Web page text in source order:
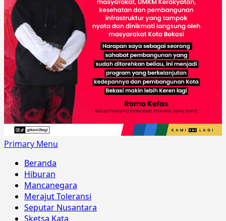
Primary Menu
Beranda
Hiburan
Mancanegara
Merajut Toleransi
Seputar Nusantara
Sketsa Kata